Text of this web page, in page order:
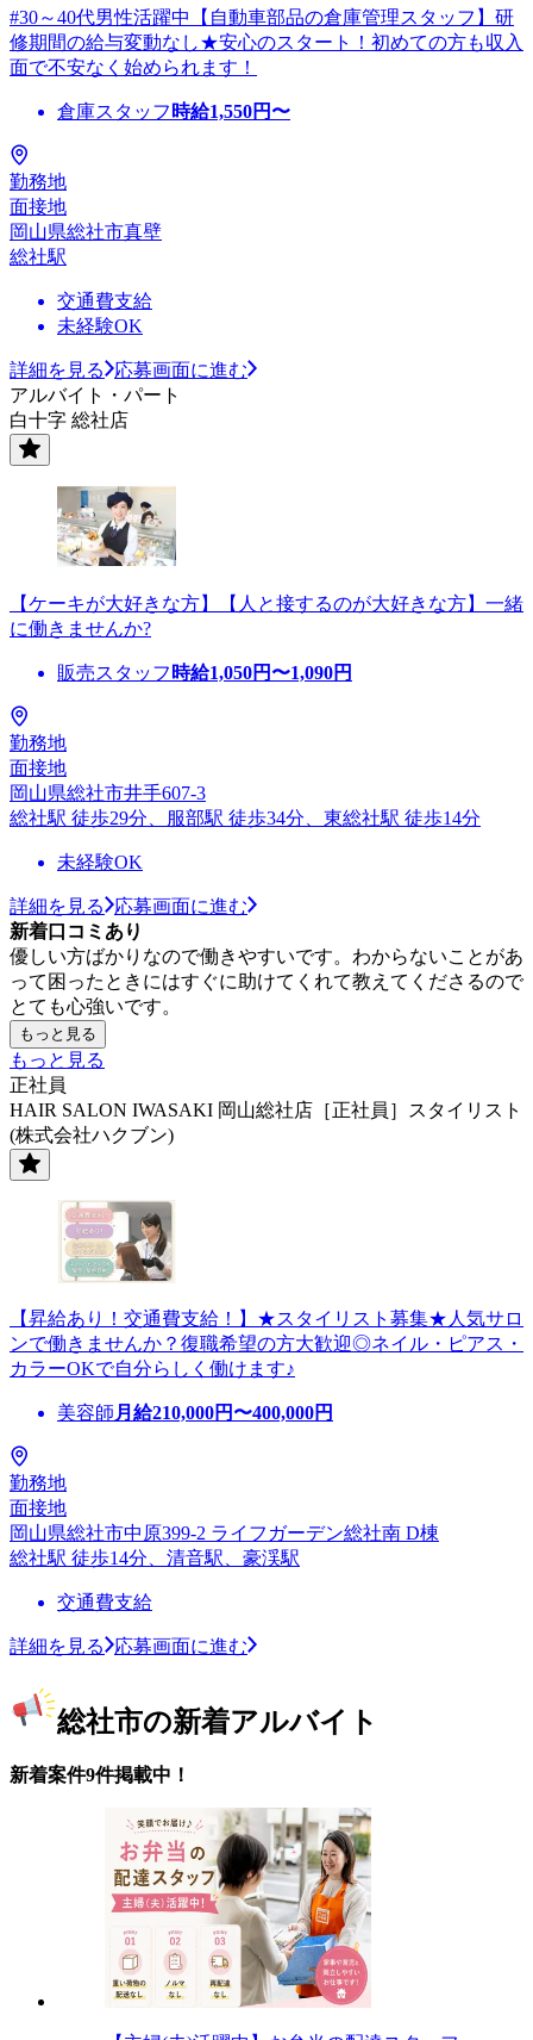
#30～40代男性活躍中【自動車部品の倉庫管理スタッフ】研
修期間の給与変動なし★安心のスタート！初めての方も収入
面で不安なく始められます！
倉庫スタッフ 時給1,550円〜
勤務地
面接地
岡山県総社市真壁
総社駅
交通費支給
未経験OK
詳細を見る
応募画面に進む
アルバイト・パート
白十字 総社店
【ケーキが大好きな方】【人と接するのが大好きな方】一緒
に働きませんか?
販売スタッフ 時給1,050円〜1,090円
勤務地
面接地
岡山県総社市井手607-3
総社駅 徒歩29分、服部駅 徒歩34分、東総社駅 徒歩14分
未経験OK
詳細を見る
応募画面に進む
新着口コミあり
優しい方ばかりなので働きやすいです。わからないことがあ
って困ったときにはすぐに助けてくれて教えてくださるので
とても心強いです。
もっと見る
もっと見る
正社員
HAIR SALON IWASAKI 岡山総社店［正社員］スタイリスト
(株式会社ハクブン)
【昇給あり！交通費支給！】★スタイリスト募集★人気サロ
ンで働きませんか？復職希望の方大歓迎◎ネイル・ピアス・
カラーOKで自分らしく働けます♪
美容師 月給210,000円〜400,000円
勤務地
面接地
岡山県総社市中原399-2 ライフガーデン総社南 D棟
総社駅 徒歩14分、清音駅、豪渓駅
交通費支給
詳細を見る 応募画面に進む
総社市の新着アルバイト
新着案件9件掲載中！